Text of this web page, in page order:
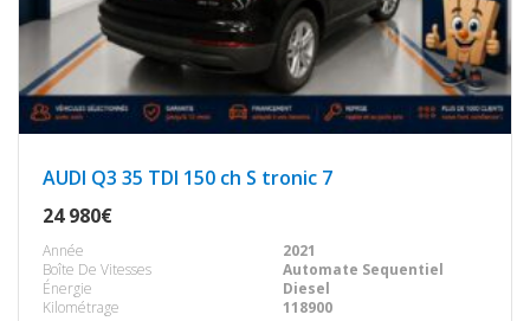
AUDI Q3 35 TDI 150 ch S tronic 7
24 980€
Année
2021
Boîte De Vitesses
Automate Sequentiel
Énergie
Diesel
Kilométrage
118900